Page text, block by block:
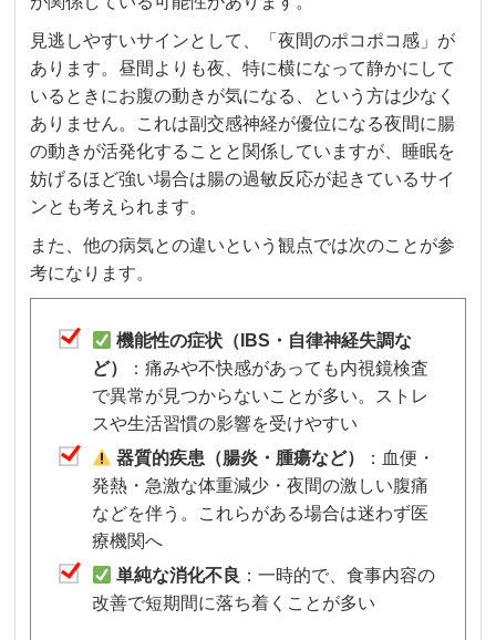
見逃しやすいサインとして、「夜間のポコポコ感」が
あります。昼間よりも夜、特に横になって静かにして
いるときにお腹の動きが気になる、という方は少なく
ありません。これは副交感神経が優位になる夜間に腸
の動きが活発化することと関係していますが、睡眠を
妨げるほど強い場合は腸の過敏反応が起きているサイ
ンとも考えられます。
また、他の病気との違いという観点では次のことが参
考になります。
機能性の症状（IBS・自律神経失調な
ど）
：痛みや不快感があっても内視鏡検査
で異常が見つからないことが多い。ストレ
スや生活習慣の影響を受けやすい
器質的疾患（腸炎・腫瘍など）
：血便・
発熱・急激な体重減少・夜間の激しい腹痛
などを伴う。これらがある場合は迷わず医
療機関へ
単純な消化不良 ：一時的で、食事内容の
改善で短期間に落ち着くことが多い